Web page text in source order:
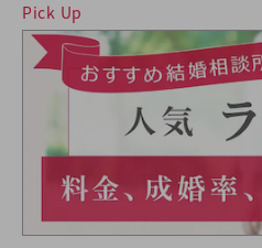
Pick Up